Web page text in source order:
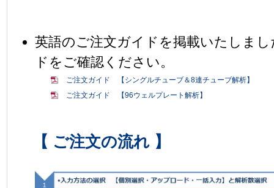
英語のご注文ガイドを掲載いたしま
ドをご確認ください。
ご注文ガイド 【シングルチューブ＆8連チューブ解析】
ご注文ガイド 【96ウェルプレート解析】
【 ご注文の流れ 】